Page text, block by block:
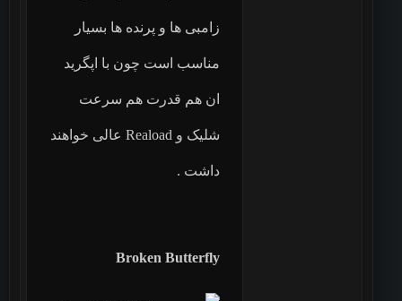
زامبی ها و پرنده ها بسیار
مناسب است چون با اپگرید
ان هم قدرت هم سرعت
شلیک و Reaload عالی خواهند
داشت .
Broken Butterfly